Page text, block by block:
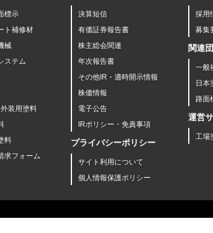
標示
ト補修材
械
ステム
装用塗料
料
求フォーム
決算短信
有価証券報告書
株主総会関連
年次報告書
その他IR・適時開示情報
株価情報
電子公告
IRポリシー・免責事項
プライバシーポリシー
サイト利用について
個人情報保護ポリシー
採用
募集
関連
一般
日本
路面
運営
工場